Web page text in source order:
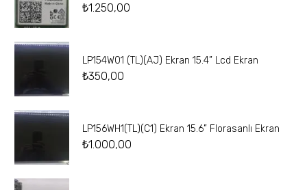
₺1.250,00
LP154W01 (TL)(AJ) Ekran 15.4” Lcd Ekran
₺350,00
LP156WH1(TL)(C1) Ekran 15.6” Florasanlı Ekran
₺1.000,00